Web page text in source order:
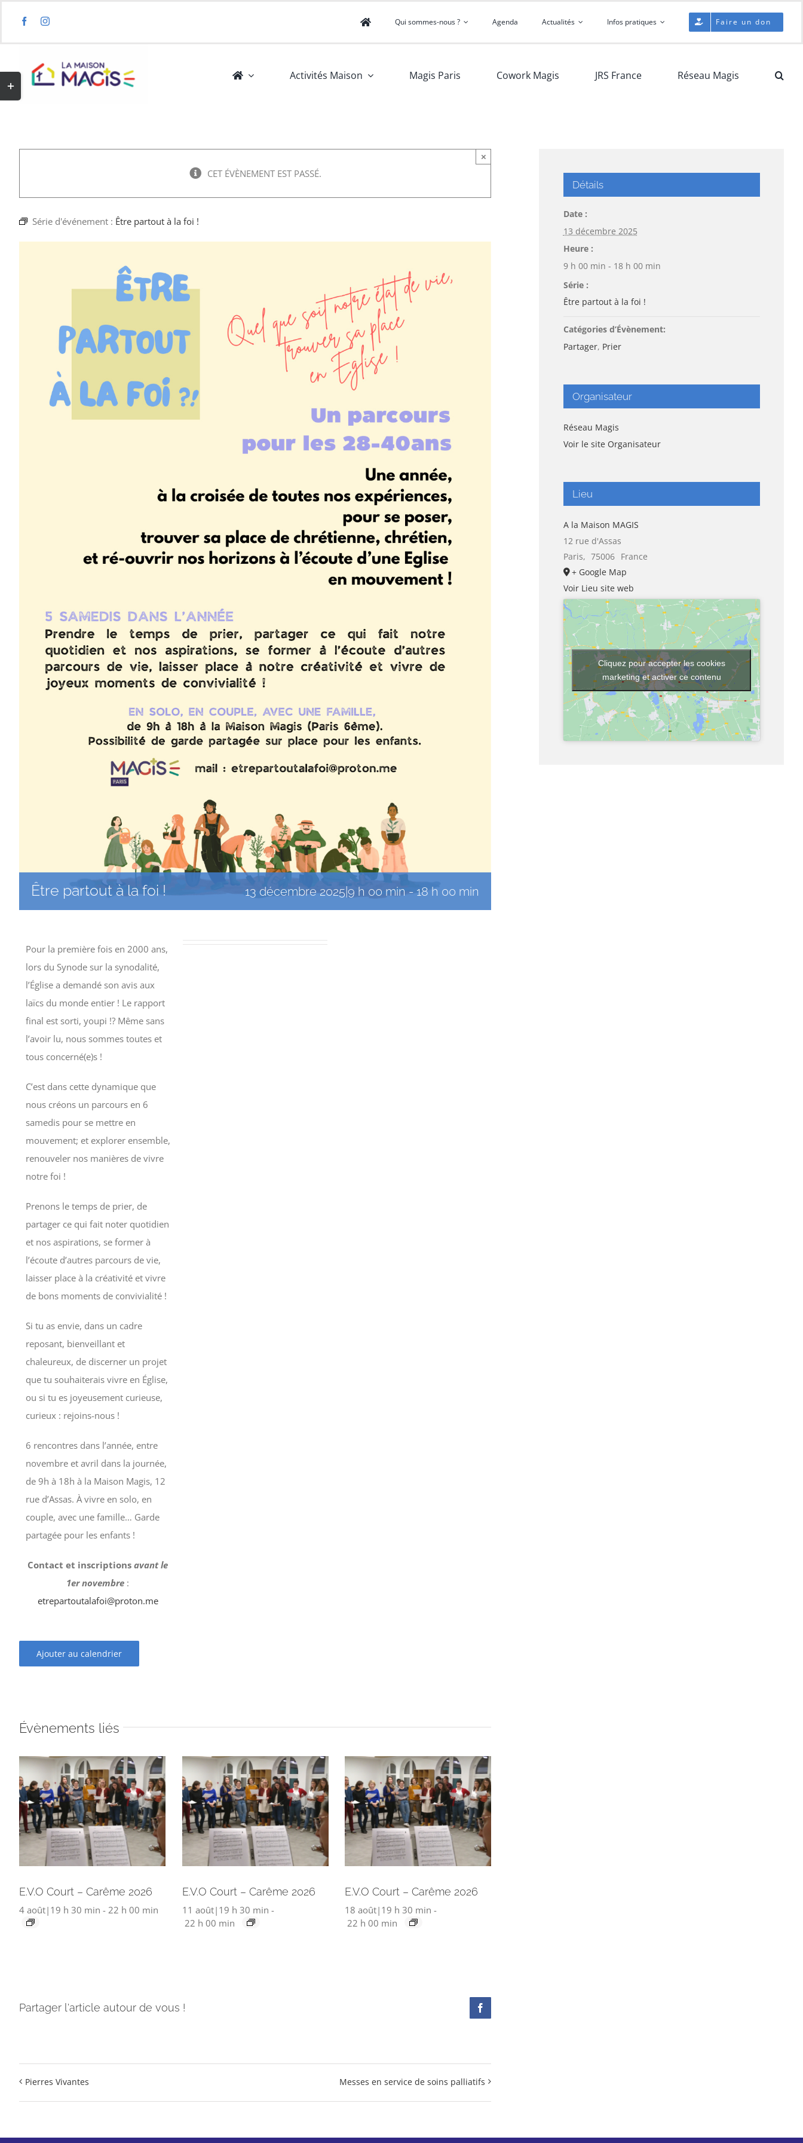
Qui sommes-nous ? Agenda Actualités Infos pratiques Faire un don
Activités Maison Magis Paris Cowork Magis JRS France Réseau Magis
CET ÉVÈNEMENT EST PASSÉ.
×
Série d'événement : Être partout à la foi !
Être partout à la foi ! 13 décembre 2025|9 h 00 min-18 h 00 min
Pour la première fois en 2000 ans,
lors du Synode sur la synodalité,
l’Église a demandé son avis aux
laïcs du monde entier ! Le rapport
final est sorti, youpi !? Même sans
l’avoir lu, nous sommes toutes et
tous concerné(e)s !
C’est dans cette dynamique que
nous créons un parcours en 6
samedis pour se mettre en
mouvement; et explorer ensemble,
renouveler nos manières de vivre
notre foi !
Prenons le temps de prier, de
partager ce qui fait noter quotidien
et nos aspirations, se former à
l’écoute d’autres parcours de vie,
laisser place à la créativité et vivre
de bons moments de convivialité !
Si tu as envie, dans un cadre
reposant, bienveillant et
chaleureux, de discerner un projet
que tu souhaiterais vivre en Église,
ou si tu es joyeusement curieuse,
curieux : rejoins-nous !
6 rencontres dans l’année, entre
novembre et avril dans la journée,
de 9h à 18h à la Maison Magis, 12
rue d’Assas. À vivre en solo, en
couple, avec une famille… Garde
partagée pour les enfants !
Contact et inscriptionsavant le
1er novembre :
etrepartoutalafoi@proton.me
Ajouter au calendrier
Évènements liés
E.V.O Court – Carême 2026
4 août|19 h 30 min - 22 h 00 min
E.V.O Court – Carême 2026
11 août|19 h 30 min -
22 h 00 min
E.V.O Court – Carême 2026
18 août|19 h 30 min -
22 h 00 min
Partager l'article autour de vous ! Facebook
Pierres Vivantes Messes en service de soins palliatifs
Détails
Date :
13 décembre 2025
Heure :
9 h 00 min - 18 h 00 min
Série :
Être partout à la foi !
Catégories d’Évènement:
Partager, Prier
Organisateur
Réseau Magis
Voir le site Organisateur
Lieu
A la Maison MAGIS
12 rue d'Assas
Paris, 75006 France
+ Google Map
Voir Lieu site web
Cliquez pour accepter les cookies
marketing et activer ce contenu
Toggle
Sliding